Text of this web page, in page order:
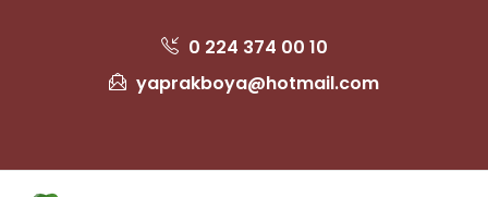
0 224 374 00 10
yaprakboya@hotmail.com